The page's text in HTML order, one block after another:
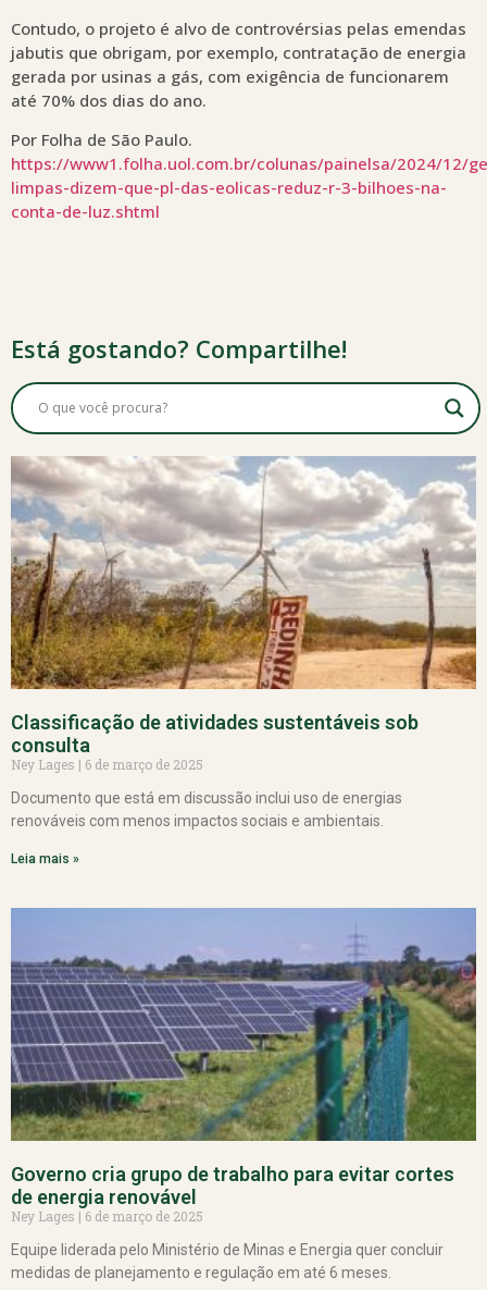
Contudo, o projeto é alvo de controvérsias pelas emendas
jabutis que obrigam, por exemplo, contratação de energia
gerada por usinas a gás, com exigência de funcionarem
até 70% dos dias do ano.
Por Folha de São Paulo.
https://www1.folha.uol.com.br/colunas/painelsa/2024/12/
limpas-dizem-que-pl-das-eolicas-reduz-r-3-bilhoes-na-
conta-de-luz.shtml
Está gostando? Compartilhe!
Classificação de atividades sustentáveis sob
consulta
Ney Lages
6 de março de 2025
Documento que está em discussão inclui uso de energias
renováveis com menos impactos sociais e ambientais.
Leia mais »
Governo cria grupo de trabalho para evitar cortes
de energia renovável
Ney Lages
6 de março de 2025
Equipe liderada pelo Ministério de Minas e Energia quer concluir
medidas de planejamento e regulação em até 6 meses.